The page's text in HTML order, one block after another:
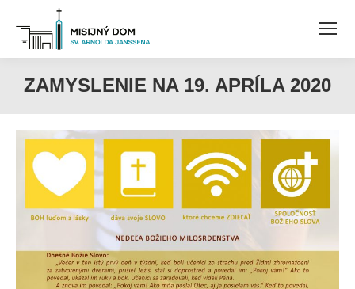
ZAMYSLENIE NA 19. APRÍLA 2020